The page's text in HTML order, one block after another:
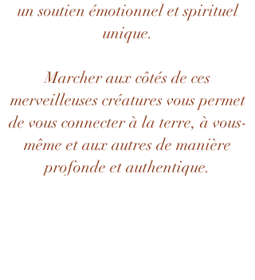
un soutien émotionnel et spirituel
unique.
Marcher aux côtés de ces
merveilleuses créatures vous permet
de vous connecter à la terre, à vous-
même et aux autres de manière
profonde et authentique.